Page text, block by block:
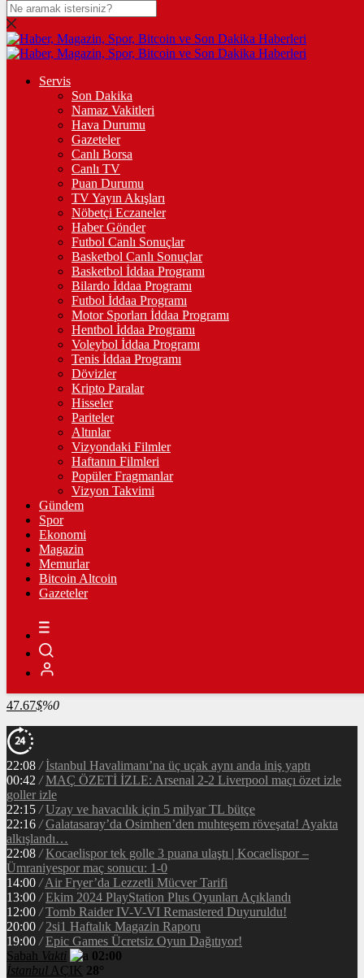
DOLAR
47,7436$% 0.18
% 0.32
STERLİN
% 0.38
GRAM ALTIN
%2,59
ÇEYREK ALTIN
10.909,00%2,60
TAM ALTIN
43.450,00%2,59
%2,39
%-0,14
฿%0.8
LİTECOİN
2174.8Ł%-0.1
ETHEREUM
91464 Ξ%0.6
RİPPLE
49.48
%-0.6
TETHER
47.67$%0
Servis
Son Dakika
Namaz Vakitleri
Hava Durumu
Gazeteler
Canlı Borsa
Canlı TV
Puan Durumu
TV Yayın Akışları
Nöbetçi Eczaneler
Haber Gönder
Futbol Canlı Sonuçlar
Basketbol Canlı Sonuçlar
Basketbol İddaa Programı
Bilardo İddaa Programı
Futbol İddaa Programı
Motor Sporları İddaa Programı
Hentbol İddaa Programı
Voleybol İddaa Programı
Tenis İddaa Programı
Dövizler
Kripto Paralar
Hisseler
Pariteler
Altınlar
Vizyondaki Filmler
Haftanın Filmleri
Popüler Fragmanlar
Vizyon Takvimi
Gündem
Spor
Ekonomi
Magazin
Memurlar
Bitcoin Altcoin
Gazeteler
22:08 / İstanbul Havalimanı’na üç uçak aynı anda iniş yaptı
00:42 / MAÇ ÖZETİ İZLE: Arsenal 2-2 Liverpool maçı özet izle
goller izle
22:15 / Uzay ve havacılık için 5 milyar TL bütçe
22:16 / Galatasaray’da Osimhen’den muhteşem röveşata! Ayakta
alkışlandı…
22:08 / Kocaelispor tek golle 3 puana ulaştı | Kocaelispor –
Ümraniyespor maç sonucu: 1-0
14:00 / Air Fryer’da Lezzetli Mücver Tarifi
13:00 / Ekim 2024 PlayStation Plus Oyunları Açıklandı
12:00 / Tomb Raider IV-V-VI Remastered Duyuruldu!
20:00 / 2si1 Haftalık Magazin Raporu
19:00 / Epic Games Ücretsiz Oyun Dağıtıyor!
Sabah Vakti
02:00
İstanbul AÇIK 28°